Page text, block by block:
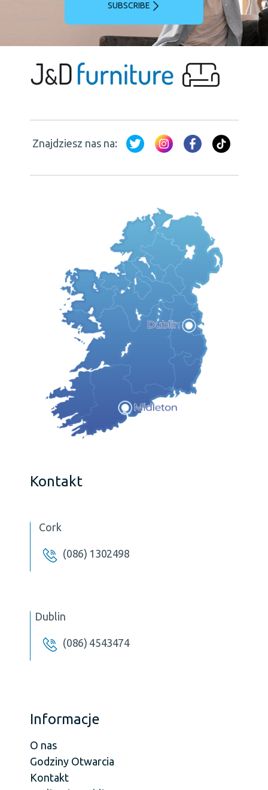
SUBSCRIBE
Znajdziesz nas na:
Kontakt
Cork
(086) 1302498
Dublin
(086) 4543474
Informacje
O nas
Godziny Otwarcia
Kontakt